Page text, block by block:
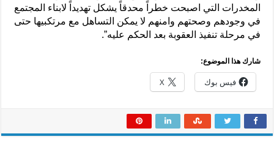
المخدرات التي اصبحت خطراً محدقاً يشكل تهديداً لابناء المجتمع
في وجودهم وصحتهم وامنهم لا يمكن التساهل مع مرتكبيها حتى
في مرحلة تنفيذ العقوبة بعد الحكم عليه”.
شارك هذا الموضوع:
فيس بوك X